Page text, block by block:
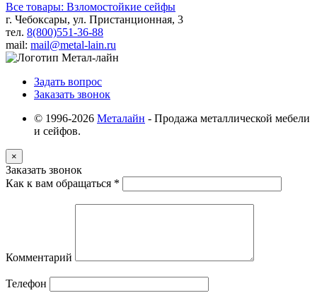
Все товары: Взломостойкие сейфы
г. Чебоксары, ул. Пристанционная, 3
тел. 8(800)551-36-88
mail: mail@metal-lain.ru
Задать вопрос
Заказать звонок
© 1996-2026 Металайн - Продажа металлической мебели
и сейфов.
×
Заказать звонок
Как к вам обращаться *
Комментарий
Телефон